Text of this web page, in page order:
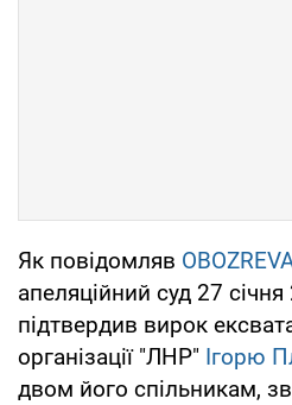
Як повідомляв
апеляційний суд 27
підтвердив вирок
організації "ЛНР" Ігорю
двом його спільникам,